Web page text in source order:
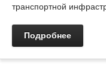
транспортной
Подробнее